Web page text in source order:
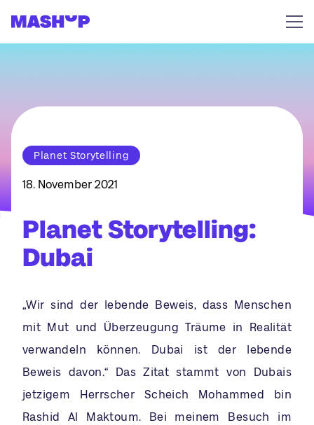
Planet Storytelling
18. November 2021
Planet Storytelling:
Dubai
„Wir sind der lebende Beweis, dass Menschen
mit Mut und Überzeugung Träume in Realität
verwandeln können. Dubai ist der lebende
Beweis davon.“ Das Zitat stammt von Dubais
jetzigem Herrscher Scheich Mohammed bin
Rashid Al Maktoum. Bei meinem Besuch im